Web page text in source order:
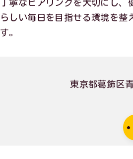
丁寧なヒアリングを大切にし、
らしい毎日を目指せる環境を
す。
東京都葛飾区